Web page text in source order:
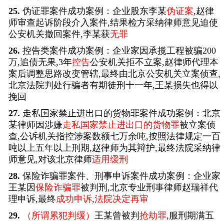
25. 伪证罪案件成功案例：企业股东李某伪证案,赵律
师审查起诉阶段介入案件,结果检方采纳律师意见迫使
公安机关撤回案件,李某获无罪
26. 控告类案件成功案例：企业家因承揽工程被骗200
万,追债无果,3年控告公安机关拒不立案,赵律师代理本
案后调整思路改变管辖,最终由北京公安机关立案侦查,
北京法院判处行骗者有期徒刑十一年,王某损失也得以
挽回
27. 走私国家禁止进出口的货物罪案件成功案例：北京
某律师因涉嫌走私国家禁止进出口的货物罪被立案侦
查,公诉机关指控涉案数额七万余吨,按照法律规定一百
吨以上五年以上刑期,赵律师为其辩护,最终法院采纳律
师意见,对该北京律师适用缓刑
28. 保险诈骗罪案件、刑事申诉案件成功案例：企业家
王某因保险诈骗罪被判刑,北京专业刑事律师赵瑞祥代
理申诉,最终成功申诉,法院决定再审
29.
（所谓累犯判缓） 王某曾被判 抢劫罪,服刑期满五